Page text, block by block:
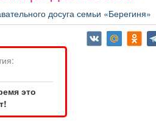
досуга семьи «Берегиня»
это